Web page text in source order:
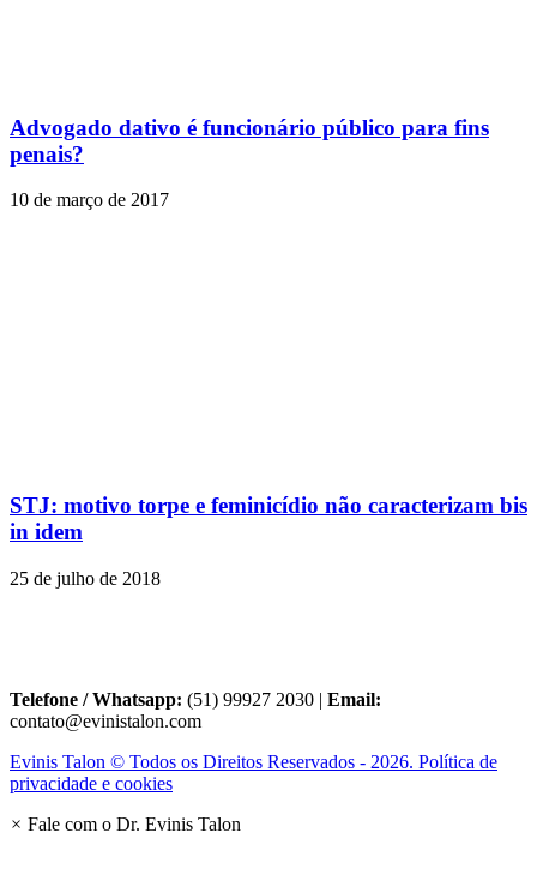
Advogado dativo é funcionário público para fins
penais?
10 de março de 2017
STJ: motivo torpe e feminicídio não caracterizam bis
in idem
25 de julho de 2018
Telefone / Whatsapp: (51) 99927 2030 | Email:
contato@evinistalon.com
Evinis Talon © Todos os Direitos Reservados - 2026. Política de
privacidade e cookies
× Fale com o Dr. Evinis Talon